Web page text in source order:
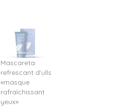
Mascareta
refrescant d’ulls
«masque
rafraîchissant
yeux»